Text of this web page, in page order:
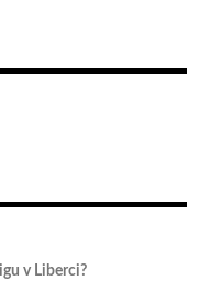
v Liberci?